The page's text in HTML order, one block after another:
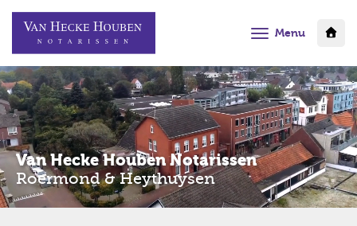
Menu
Van Hecke Houben Notarissen
Roermond & Heythuysen